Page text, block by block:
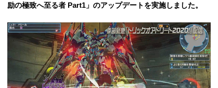
励の極致へ至る者 Part1」のアップデートを実施しました。